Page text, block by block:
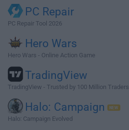
PC Repair
PC Repair Tool 2026
Hero Wars
Hero Wars - Online Action Game
TradingView
TradingView - Trusted by 100 Million Traders
Halo: Campaign
Halo: Campaign Evolved